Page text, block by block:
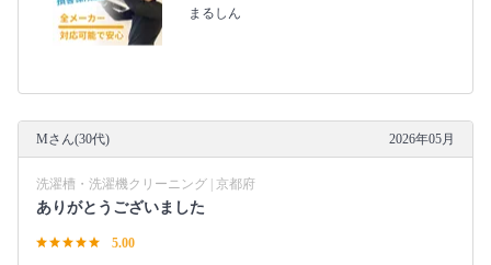
まるしん
Mさん(30代) 2026年05月
洗濯槽・洗濯機クリーニング | 京都府
ありがとうございました
5.00